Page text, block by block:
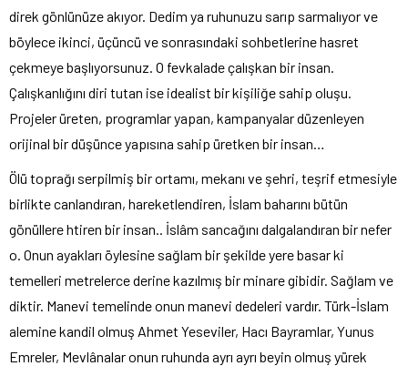
direk gönlünüze akıyor. Dedim ya ruhunuzu sarıp sarmalıyor ve
böylece ikinci, üçüncü ve sonrasındaki sohbetlerine hasret
çekmeye başlıyorsunuz. O fevkalade çalışkan bir insan.
Çalışkanlığını diri tutan ise idealist bir kişiliğe sahip oluşu.
Projeler üreten, programlar yapan, kampanyalar düzenleyen
orijinal bir düşünce yapısına sahip üretken bir insan…
Ölü toprağı serpilmiş bir ortamı, mekanı ve şehri, teşrif etmesiyle
birlikte canlandıran, hareketlendiren, İslam baharını bütün
gönüllere htiren bir insan.. İslâm sancağını dalgalandıran bir nefer
o. Onun ayakları öylesine sağlam bir şekilde yere basar ki
temelleri metrelerce derine kazılmış bir minare gibidir. Sağlam ve
diktir. Manevi temelinde onun manevi dedeleri vardır. Türk-İslam
alemine kandil olmuş Ahmet Yeseviler, Hacı Bayramlar, Yunus
Emreler, Mevlânalar onun ruhunda ayrı ayrı beyin olmuş yürek